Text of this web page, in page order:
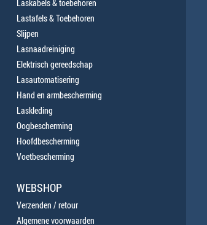
Laskabels & toebehoren
Lastafels & Toebehoren
Slijpen
Lasnaadreiniging
Elektrisch gereedschap
Lasautomatisering
Hand en armbescherming
Laskleding
Oogbescherming
Hoofdbescherming
Voetbescherming
WEBSHOP
Verzenden / retour
Algemene voorwaarden